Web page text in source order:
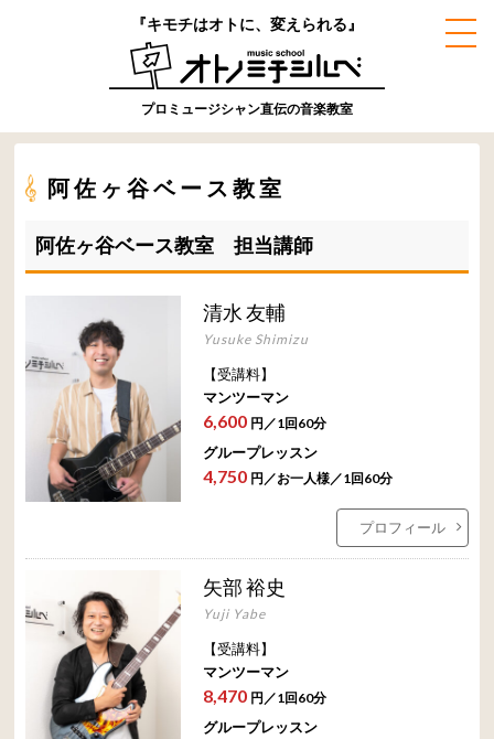
『キモチはオトに、変えられる』
プロミュージシャン直伝の音楽教室
阿佐ヶ谷ベース教室
阿佐ヶ谷ベース教室 担当講師
清水 友輔
Yusuke Shimizu
【受講料】
マンツーマン
6,600 円／1回60分
グループレッスン
4,750 円／お一人様／1回60分
プロフィール
矢部 裕史
Yuji Yabe
【受講料】
マンツーマン
8,470 円／1回60分
グループレッスン